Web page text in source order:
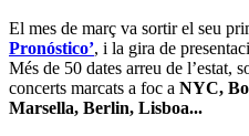
El mes de març va sortir el seu
Pronóstico’, i la gira de
Més de 50 dates arreu de l’estat,
concerts marcats a foc a NYC,
Marsella, Berlin, Lisboa...